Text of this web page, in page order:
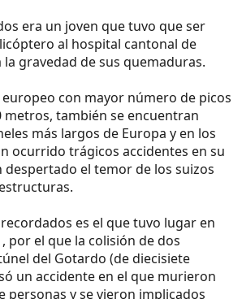
era un joven que tuvo que ser
al hospital cantonal de
gravedad de sus quemaduras.
europeo con mayor número de picos
metros, también se encuentran
más largos de Europa y en los
ocurrido trágicos accidentes en su
el temor de los suizos
es el que tuvo lugar en
por el que la colisión de dos
del Gotardo (de diecisiete
un accidente en el que murieron
personas y se vieron implicados